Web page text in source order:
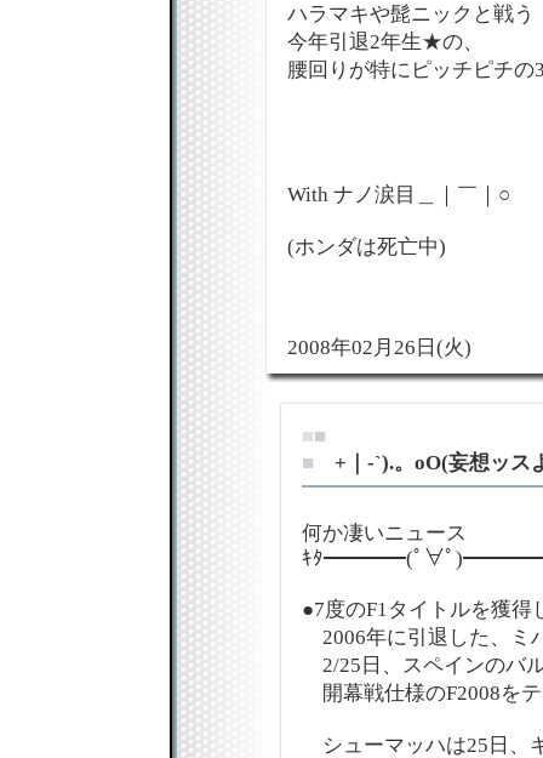
ハラマキや髭ニックと戦う
今年引退2年生★の、
腰回りが特にピッチピチの
With ナノ涙目＿｜￣｜○
(ホンダは死亡中)
2008年02月26日(火)
■■
■
+｜-`).。oO(妄想ッス
何か凄いニュース
ｷﾀ━━━━(ﾟ∀ﾟ)━━━━
●7度のF1タイトルを獲得
2006年に引退した、ミ
2/25日、スペインのバ
開幕戦仕様のF2008を
シューマッハは25日、